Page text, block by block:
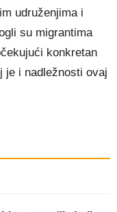
udruženjima i
su migrantima
konkretan
je i nadležnosti ovaj